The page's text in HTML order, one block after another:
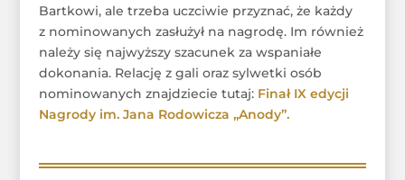
Bartkowi, ale trzeba uczciwie przyznać, że każdy
z nominowanych zasłużył na nagrodę. Im również
należy się najwyższy szacunek za wspaniałe
dokonania. Relację z gali oraz sylwetki osób
nominowanych znajdziecie tutaj: Finał IX edycji
Nagrody im. Jana Rodowicza „Anody”.